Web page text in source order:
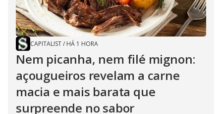
CAPITALIST/ HÁ 1 HORA
Nem picanha, nem filé mignon:
açougueiros revelam a carne
macia e mais barata que
surpreende no sabor